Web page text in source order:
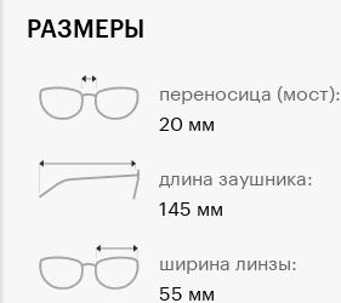
РАЗМЕРЫ
переносица (мост):
20 мм
длина заушника:
145 мм
ширина линзы:
55 мм